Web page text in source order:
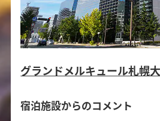
グランドメルキュール札幌
宿泊施設からのコメント